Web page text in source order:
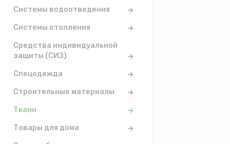
Системы водоотведения
Системы отопления
Средства индивидуальной
защиты (СИЗ)
Спецодежда
Строительные материалы
Ткани
Товары для дома